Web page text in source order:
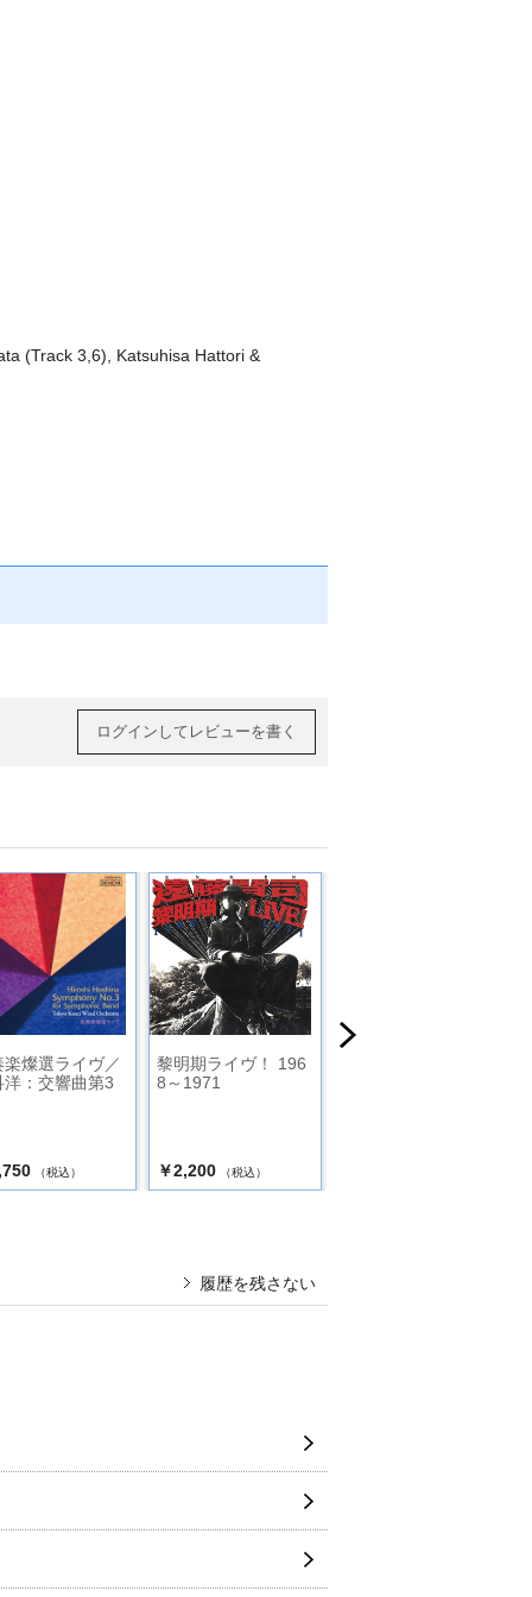
(Track 3,6), Katsuhisa Hattori &
ログインしてレビューを書く
楽燦選ライヴ／
洋：交響曲第3
（税込）
黎明期ライヴ！ 196
8～1971
￥2,200 （税込）
履歴を残さない